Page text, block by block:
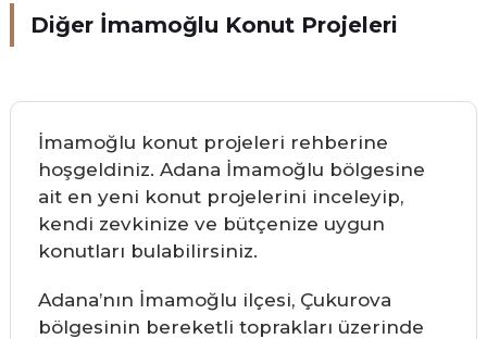
Diğer İmamoğlu Konut Projeleri
İmamoğlu konut projeleri rehberine
hoşgeldiniz. Adana İmamoğlu bölgesine
ait en yeni konut projelerini inceleyip,
kendi zevkinize ve bütçenize uygun
konutları bulabilirsiniz.
Adana’nın İmamoğlu ilçesi, Çukurova
bölgesinin bereketli toprakları üzerinde